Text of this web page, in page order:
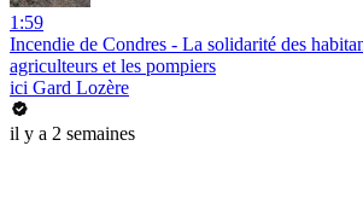
1:59
Incendie de Condres - La solidarité des
agriculteurs et les pompiers
ici Gard Lozère
il y a 2 semaines